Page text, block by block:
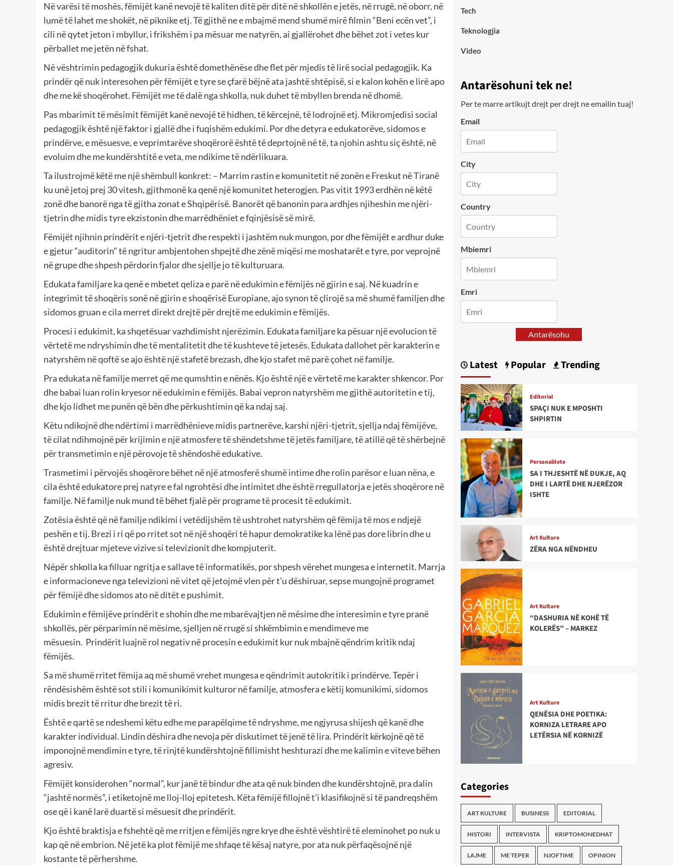
Në varësi të moshës, fëmijët kanë nevojë të kaliten ditë për ditë në shkollën e jetës, në rrugë, në oborr, në
lumë të lahet me shokët, në piknike etj. Të gjithë ne e mbajmë mend shumë mirë filmin “Beni ecën vet”, i
cili në qytet jeton i mbyllur, i frikshëm i pa mësuar me natyrën, ai gjallërohet dhe bëhet zot i vetes kur
përballet me jetën në fshat.
Në vështrimin pedagogjik dukuria është domethënëse dhe flet për mjedis të lirë social pedagogjik. Ka
prindër që nuk interesohen për fëmijët e tyre se çfarë bëjnë ata jashtë shtëpisë, si e kalon kohën e lirë apo
dhe me kë shoqërohet. Fëmijët me të dalë nga shkolla, nuk duhet të mbyllen brenda në dhomë.
Pas mbarimit të mësimit fëmijët kanë nevojë të hidhen, të kërcejnë, të lodrojnë etj. Mikromjedisi social
pedagogjik është një faktor i gjallë dhe i fuqishëm edukimi. Por dhe detyra e edukatorëve, sidomos e
prindërve, e mësuesve, e veprimtarëve shoqërorë është të deprtojnë në të, ta njohin ashtu siç është, në
evoluim dhe me kundërshtitë e veta, me ndikime të ndërlikuara.
Ta ilustrojmë këtë me një shëmbull konkret: – Marrim rastin e komunitetit në zonën e Freskut në Tiranë
ku unë jetoj prej 30 vitesh, gjithmonë ka qenë një komunitet heterogjen. Pas vitit 1993 erdhën në këtë
zonë dhe banorë nga të gjitha zonat e Shqipërisë. Banorët që banonin para ardhjes njiheshin me njëri-
tjetrin dhe midis tyre ekzistonin dhe marrëdhëniet e fqinjësisë së mirë.
Fëmijët njihnin prindërit e njëri-tjetrit dhe respekti i jashtëm nuk mungon, por dhe fëmijët e ardhur duke
e gjetur “auditorin” të ngritur ambjentohen shpejtë dhe zënë miqësi me moshatarët e tyre, por veprojnë
në grupe dhe shpesh përdorin fjalor dhe sjellje jo të kulturuara.
Edukata familjare ka qenë e mbetet qeliza e parë në edukimin e fëmijës në gjirin e saj. Në kuadrin e
integrimit të shoqëris sonë në gjirin e shoqërisë Europiane, ajo synon të çlirojë sa më shumë familjen dhe
sidomos gruan e cila merret direkt drejtë për drejtë me edukimin e fëmijës.
Procesi i edukimit, ka shqetësuar vazhdimisht njerëzimin. Edukata familjare ka pësuar një evolucion të
vërtetë me ndryshimin dhe të mentalitetit dhe të kushteve të jetesës. Edukata dallohet për karakterin e
natyrshëm në qoftë se ajo është një stafetë brezash, dhe kjo stafet më parë çohet në familje.
Pra edukata në familje merret që me qumshtin e nënës. Kjo është një e vërtetë me karakter shkencor. Por
dhe babai luan rolin kryesor në edukimin e fëmijës. Babai vepron natyrshëm me gjithë autoritetin e tij,
dhe kjo lidhet me punën që bën dhe përkushtimin që ka ndaj saj.
Këtu ndikojnë dhe ndërtimi i marrëdhënieve midis partnerëve, karshi njëri-tjetrit, sjellja ndaj fëmijëve,
të cilat ndihmojnë për krijimin e një atmosfere të shëndetshme të jetës familjare, të atillë që të shërbejnë
për transmetimin e një përovoje të shëndoshë edukative.
Trasmetimi i përvojës shoqërore bëhet në një atmosferë shumë intime dhe rolin parësor e luan nëna, e
cila është edukatore prej natyre e fal ngrohtësi dhe intimitet dhe është rregullatorja e jetës shoqërore në
familje. Në familje nuk mund të bëhet fjalë për programe të procesit të edukimit.
Zotësia është që në familje ndikimi i vetëdijshëm të ushtrohet natyrshëm që fëmija të mos e ndjejë
peshën e tij. Brezi i ri që po rritet sot në një shoqëri të hapur demokratike ka lënë pas dore librin dhe u
është drejtuar mjeteve vizive si televizionit dhe kompjuterit.
Nëpër shkolla ka filluar ngritja e sallave të informatikës, por shpesh vërehet mungesa e internetit. Marrja
e informacioneve nga televizioni në vitet që jetojmë vlen për t’u dëshiruar, sepse mungojnë programet
për fëmijë dhe sidomos ato në ditët e pushimit.
Edukimin e fëmijëve prindërit e shohin dhe me mbarëvajtjen në mësime dhe interesimin e tyre pranë
shkollës, për përparimin në mësime, sjelljen në rrugë si shkëmbimin e mendimeve me
mësuesin. Prindërit luajnë rol negativ në procesin e edukimit kur nuk mbajnë qëndrim kritik ndaj
fëmijës.
Sa më shumë rritet fëmija aq më shumë vrehet mungesa e qëndrimit autokritik i prindërve. Tepër i
rëndësishëm është sot stili i komunikimit kulturor në familje, atmosfera e këtij komunikimi, sidomos
midis brezit të rritur dhe brezit të ri.
Është e qartë se ndeshemi këtu edhe me parapëlqime të ndryshme, me ngjyrusa shijesh që kanë dhe
karakter individual. Lindin dëshira dhe nevoja për diskutimet të jenë të lira. Prindërit kërkojnë që të
imponojnë mendimin e tyre, të rinjtë kundërshtojnë fillimisht heshturazi dhe me kalimin e viteve bëhen
agresiv.
Fëmijët konsiderohen “normal”, kur janë të bindur dhe ata që nuk binden dhe kundërshtojnë, pra dalin
“jashtë normës”, i etiketojnë me lloj-lloj epitetesh. Këta fëmijë fillojnë t’i klasifikojnë si të pandreqshëm
ose që i kanë larë duartë si mësuesit dhe prindërit.
Kjo është braktisja e fshehtë që me rritjen e fëmijës ngre krye dhe është vështirë të eleminohet po nuk u
kap që në embrion. Në jetë ka plot fëmijë me shfaqe të kësaj natyre, por ata nuk përfaqësojnë një
kostante të përhershme.
Tech
Teknologjia
Video
Antarësohuni tek ne!
Per te marre artikujt drejt per drejt ne emailin tuaj!
Email
City
Country
Mbiemri
Emri
Antarësohu
Latest Popular Trending
Editorial
SPAÇI NUK E MPOSHTI
SHPIRTIN
Personalitete
SA I THJESHTË NË DUKJE, AQ
DHE I LARTË DHE NJERËZOR
ISHTE
Art Kulture
ZËRA NGA NËNDHEU
Art Kulture
“DASHURIA NË KOHË TË
KOLERËS” – MARKEZ
Art Kulture
QENËSIA DHE POETIKA:
KORNIZA LETRARE APO
LETËRSIA NË KORNIZË
Categories
ART KULTURE BUSINESS EDITORIAL
HISTORI INTERVISTA KRIPTOMONEDHAT
LAJME ME TEPER NJOFTIME OPINION